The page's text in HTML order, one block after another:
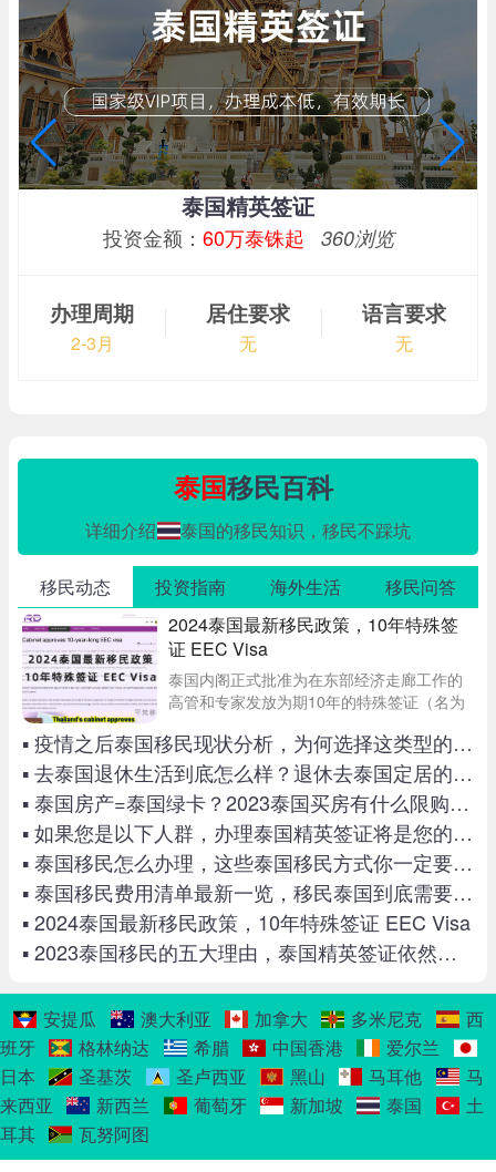
泰国精英签证
投资金额： 60万泰铢起 360浏览
办理周期
2-3月
居住要求
无
语言要求
无
泰国移民百科
详细介绍 泰国的移民知识，移民不踩坑
移民动态 投资指南 海外生活
移民问答
2024泰国最新移民政策，10年特殊签
证 EEC Visa
泰国内阁正式批准为在东部经济走廊工作的
高管和专家发放为期10年的特殊签证（名为
或者投资人士的关注，继英国、加拿大、澳
洲等大国移民政策关停，泰国紧随其后来
▪ 疫情之后泰国移民现状分析，为何选择这类型的小国家？
▪ 去泰国退休生活到底怎么样？退休去泰国定居的10个理由！
▪ 泰国房产=泰国绿卡？2023泰国买房有什么限购政策？
▪ 如果您是以下人群，办理泰国精英签证将是您的不二之选！
▪ 泰国移民怎么办理，这些泰国移民方式你一定要了解
▪ 泰国移民费用清单最新一览，移民泰国到底需要多少人民币
▪ 2024泰国最新移民政策，10年特殊签证 EEC Visa
▪ 2023泰国移民的五大理由，泰国精英签证依然火爆
安提瓜 澳大利亚 加拿大 多米尼克
西
班牙
格林纳达 希腊 中国香港
爱尔兰
日本
圣基茨 圣卢西亚 黑山 马耳他
马
来西亚
新西兰 葡萄牙 新加坡 泰国
土
耳其
瓦努阿图